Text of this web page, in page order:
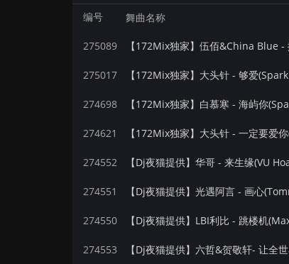
编号 舞曲名称
275089
275017 【172Mix独家】大头针 - 够爱
274698 【172Mix独家】白慕寒 - 海屿你
274621 【172Mix独家】大头针 - 一定要爱
274552 【Dj夜猫提供】华哥 - 来生缘(VU
274551 【Dj夜猫提供】光遇阿言 - 画心
274550 【Dj夜猫提供】LBI利比 - 跳楼机
274553